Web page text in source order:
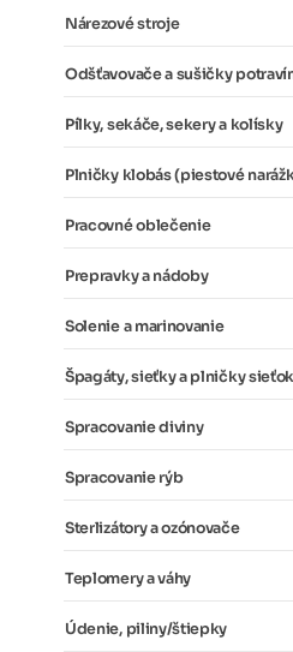
Nárezové stroje
Odšťavovače a sušičky
Pílky, sekáče, sekery a kolísky
Plničky klobás (piestové
Pracovné oblečenie
Prepravky a nádoby
Solenie a marinovanie
Špagáty, sieťky a plničky sieťok
Spracovanie diviny
Spracovanie rýb
Sterlizátory a ozónovače
Teplomery a váhy
Údenie, piliny/štiepky